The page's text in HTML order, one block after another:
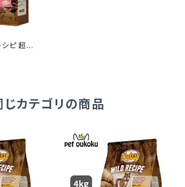
シピ 超小
チキン
じカテゴリの商品